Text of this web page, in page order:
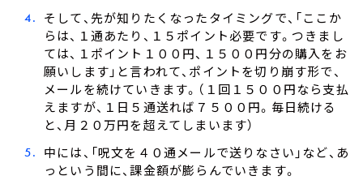
そして、先が知りたくなったタイミングで、「ここか
らは、１通あたり、１５ポイント必要です。つきまし
ては、１ポイント１００円、１５００円分の購入をお
願いします」と言われて、ポイントを切り崩す形で、
メールを続けていきます。（１回１５００円なら支払
えますが、１日５通送れば７５００円。毎日続ける
と、月２０万円を超えてしまいます）
中には、「呪文を４０通メールで送りなさい」など、あ
っという間に、課金額が膨らんでいきます。